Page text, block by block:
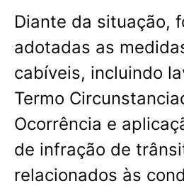
Diante da situação,
adotadas as
cabíveis, incluindo
Termo
Ocorrência e
de infração de
relacionados às